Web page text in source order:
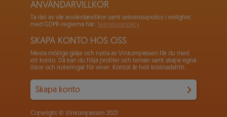
ANVÄNDARVILLKOR
Ta del av vår användarvillkor samt sekretesspolicy i enlighet
med GDPR-reglerna här: Sekretesspolicy
SKAPA KONTO HOS OSS
Mesta möjliga gläje och nytta av Vinkompassen får du med
ett konto. Då kan du följa profiler och teman samt skapa egna
listor och noteringar för viner. Kontot är helt kostnadsfritt.
Skapa konto
Copyright © Vinkompassen 2021